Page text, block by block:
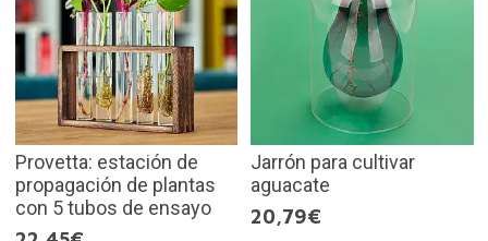
Provetta: estación de
propagación de plantas
con 5 tubos de ensayo
Jarrón para cultivar
aguacate
20,79€